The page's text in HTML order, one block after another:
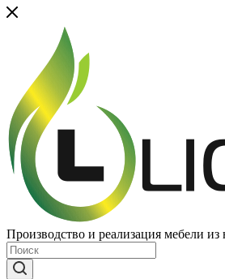
Производство и реализация мебели из